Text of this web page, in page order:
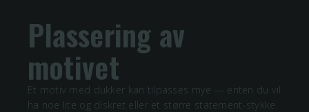
Plassering av
motivet
Et motiv med dukker kan tilpasses mye — enten du vil
ha noe lite og diskret eller et større statement-stykke.